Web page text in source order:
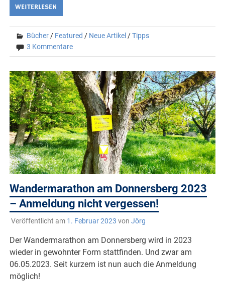
WEITERLESEN
Bücher / Featured / Neue Artikel /Tipps
3 Kommentare
Wandermarathon am Donnersberg 2023
– Anmeldung nicht vergessen!
Veröffentlicht am 1. Februar 2023 von Jörg
Der Wandermarathon am Donnersberg wird in 2023
wieder in gewohnter Form stattfinden. Und zwar am
06.05.2023. Seit kurzem ist nun auch die Anmeldung
möglich!